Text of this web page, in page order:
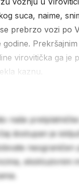
suca, naime,
prebrzo vozi po
godine.
virovitička ga je
kaznu.
naše
dostupan je
neograničen
ekskluzivnim